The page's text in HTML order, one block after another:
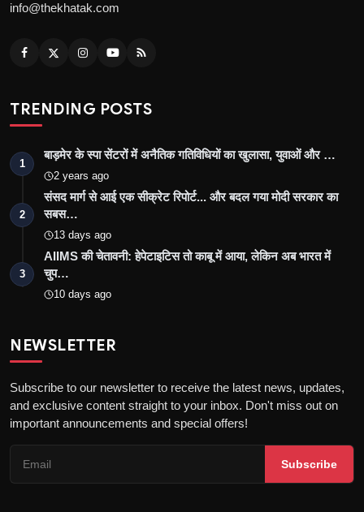
info@thekhatak.com
TRENDING POSTS
1
बाड़मेर के स्पा सेंटरों में अनैतिक गतिविधियों का खुलासा, युवाओं और …
2 years ago
2
संसद मार्ग से आई एक सीक्रेट रिपोर्ट... और बदल गया मोदी सरकार का
सबस…
13 days ago
3
AIIMS की चेतावनी: हेपेटाइटिस तो काबू में आया, लेकिन अब भारत में
चुप…
10 days ago
NEWSLETTER
Subscribe to our newsletter to receive the latest news, updates,
and exclusive content straight to your inbox. Don't miss out on
important announcements and special offers!
Subscribe